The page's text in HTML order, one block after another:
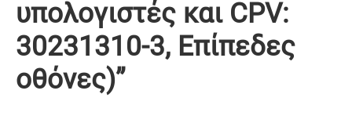
υπολογιστές και CPV:
30231310-3, Επίπεδες
οθόνες)”